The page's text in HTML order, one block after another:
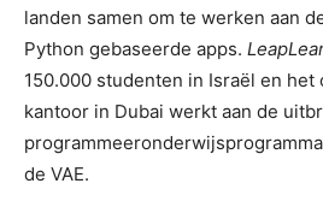
landen samen om te werken aan
Python gebaseerde apps.
150.000 studenten in Israël en het
kantoor in Dubai werkt aan de
de VAE.